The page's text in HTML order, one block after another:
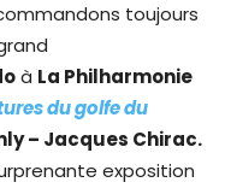
toujours
à La Philharmonie
du golfe du
– Jacques Chirac.
exposition